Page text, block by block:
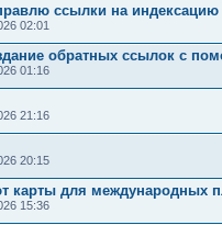
ссылки на индексацию
02:01
обратных ссылок с
01:16
21:16
20:15
карты для международных
15:36